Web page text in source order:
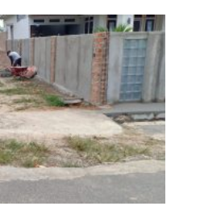
JURNALIS DI PENGADILAN
NEGERI TANJUNG KARANG.